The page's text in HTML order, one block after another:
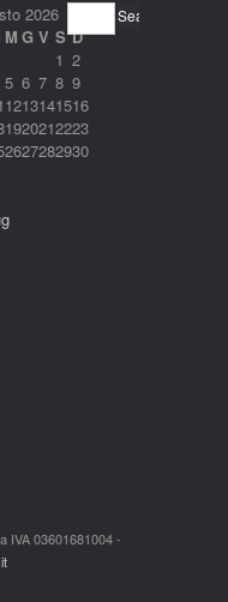
2026
M G V S D
1 2
5 6 7 8 9
1213141516
1920212223
2627282930
IVA 03601681004 -